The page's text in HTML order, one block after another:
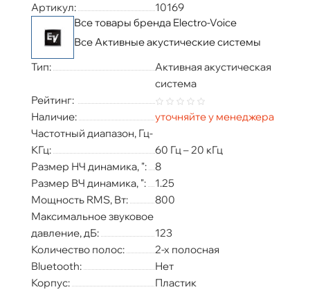
Артикул:
10169
Все товары бренда Electro-Voice
Все Активные акустические системы
Тип:
Активная акустическая
система
Рейтинг:
Наличие:
уточняйте у менеджера
Частотный диапазон, Гц-
КГц:
60 Гц – 20 кГц
Размер НЧ динамика, ":
8
Размер ВЧ динамика, ":
1.25
Мощность RMS, Вт:
800
Максимальное звуковое
давление, дБ:
123
Количество полос:
2-х полосная
Bluetooth:
Нет
Корпус:
Пластик